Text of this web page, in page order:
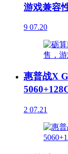
游戏兼容
9 07.20
惠普战X
2 07.21